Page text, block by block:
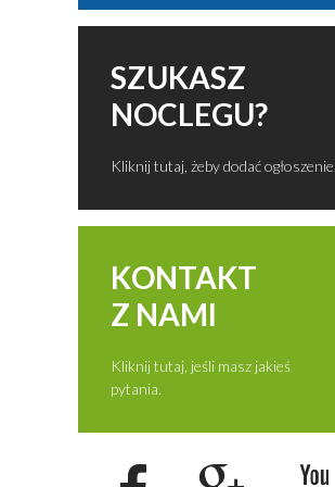
SZUKASZ
NOCLEGU?
Kliknij tutaj, żeby dodać ogłoszenie.
KONTAKT
Z NAMI
Kliknij tutaj, jeśli masz jakieś
pytania.